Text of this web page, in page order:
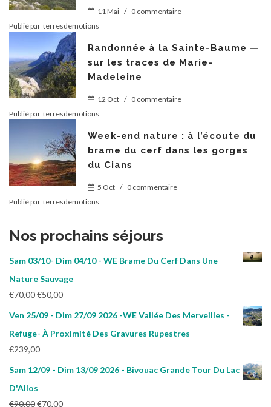
11 Mai / 0 commentaire
Publié par terresdemotions
Randonnée à la Sainte-Baume —
sur les traces de Marie-
Madeleine
12 Oct / 0 commentaire
Publié par terresdemotions
Week-end nature : à l’écoute du
brame du cerf dans les gorges
du Cians
5 Oct / 0 commentaire
Publié par terresdemotions
Nos prochains séjours
Sam 03/10- Dim 04/10 - WE Brame Du Cerf Dans Une
Nature Sauvage
€70,00Le
initial
était :
€70,00.
€50,00Le
actuel
est :
Ven 25/09 - Dim 27/09 2026 -WE Vallée Des Merveilles -
Refuge- À Proximité Des Gravures Rupestres
€239,00
Sam 12/09 - Dim 13/09 2026 - Bivouac Grande Tour Du Lac
D'Allos
€90,00Le
€70,00Le